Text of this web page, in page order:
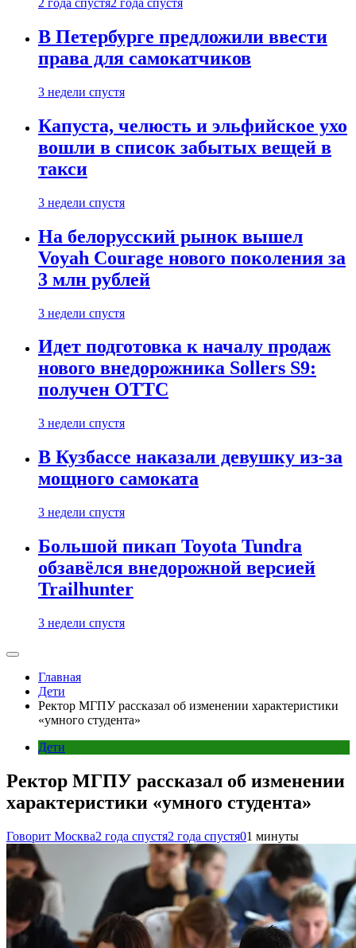
2 года спустя2 года спустя
В Петербурге предложили ввести
права для самокатчиков
3 недели спустя
Капуста, челюсть и эльфийское ухо
вошли в список забытых вещей в
такси
3 недели спустя
На белорусский рынок вышел
Voyah Courage нового поколения за
3 млн рублей
3 недели спустя
Идет подготовка к началу продаж
нового внедорожника Sollers S9:
получен ОТТС
3 недели спустя
В Кузбассе наказали девушку из-за
мощного самоката
3 недели спустя
Большой пикап Toyota Tundra
обзавёлся внедорожной версией
Trailhunter
3 недели спустя
Главная
Дети
Ректор МГПУ рассказал об изменении характеристики
«умного студента»
Дети
Ректор МГПУ рассказал об изменении
характеристики «умного студента»
Говорит Москва2 года спустя2 года спустя01 минуты